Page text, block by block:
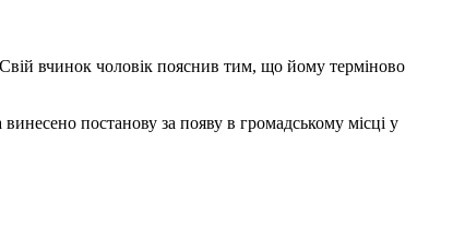
Свій вчинок чоловік пояснив тим, що йому терміново
постанову за появу в громадському місці у